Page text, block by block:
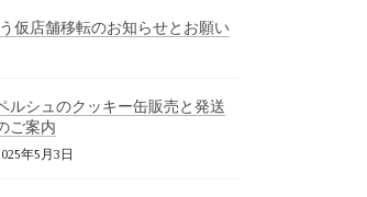
仮店舗移転のお知らせとお願い
ルシュのクッキー缶販売と発送
ご案内
年5月3日